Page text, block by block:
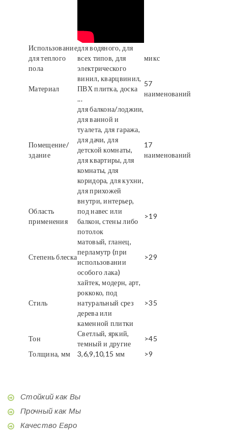
Использование
для теплого
пола
для водяного, для
всех типов, для
электрического
микс
Материал
винил, кварцвинил,
ПВХ плитка, доска
...
57
наименований
Помещение/
здание
для балкона/лоджии,
для ванной и
туалета, для гаража,
для дачи, для
детской комнаты,
для квартиры, для
комнаты, для
коридора, для кухни,
для прихожей
17
наименований
Область
применения
внутри, интерьер,
под навес или
балкон, стены либо
потолок
>19
Степень блеска
матовый, гланец,
перламутр (при
использовании
особого лака)
>29
Стиль
хайтек, модерн, арт,
роккоко, под
натуральный срез
дерева или
каменной плитки
>35
Тон
Светлый, яркий,
темный и другие
>45
Толщина, мм
3,6,9,10,15 мм >9
Стойкий как Вы
Прочный как Мы
Качество Евро